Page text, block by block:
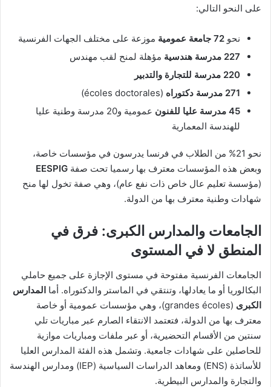
على النحو التالي:
نحو 72 جامعة عمومية
موزعة على مختلف الجهات الفرنسية
227 مدرسة هندسية
مؤهلة لمنح لقب مهندس
220 مدرسة للتجارة والتدبير
271 مدرسة دكتوراه
(écoles doctorales)
45 مدرسة عليا للفنون
عمومية و20 مدرسة وطنية عليا
للهندسة المعمارية
نحو 21% من الطلاب في فرنسا يدرسون في مؤسسات خاصة،
وبعض هذه المؤسسات معترف بها رسميا تحت صفة EESPIG
(مؤسسة تعليم عال خاص ذات نفع عام)، وهي صفة تخول لها منح
شهادات وطنية معترف بها من الدولة.
الجامعات والمدارس الكبرى: فرق في
المنطق لا في المستوى
الجامعات الفرنسية مفتوحة في مستوى الإجازة على جميع حاملي
البكالوريا أو ما يعادلها، وتنتقي في الماستر والدكتوراه. أما المدارس
الكبرى
(grandes écoles)، وهي مؤسسات عمومية أو خاصة
معترف بها من الدولة، فتعتمد الانتقاء الصارم عبر مباريات تلي
سنتين من الأقسام التحضيرية، أو عبر ملفات ومباريات موازية
للحاصلين على شهادات جامعية. وتشمل هذه الفئة المدارس العليا
للأساتذة (ENS) ومعاهد الدراسات السياسية (IEP) ومدارس الهندسة
والتجارة والمدارس البيطرية.